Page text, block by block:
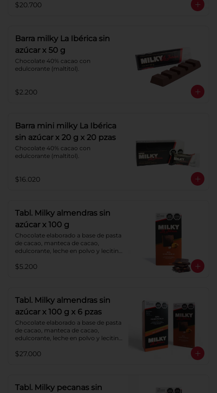
$20.700
Barra milky La Ibérica sin
azúcar x 50 g
Chocolate 40% cacao con
edulcorante (maltitol).
$2.200
Barra mini milky La Ibérica
sin azúcar x 20 g x 20 pzas
Chocolate 40% cacao con
edulcorante (maltitol).
$16.020
Tabl. Milky almendras sin
azúcar x 100 g
Chocolate elaborado a base de pasta
de cacao, manteca de cacao,
edulcorante, leche en polvo y lecitina
Porcentaje de cacao: 40%.
$5.200
Tabl. Milky almendras sin
azúcar x 100 g x 6 pzas
Chocolate elaborado a base de pasta
de cacao, manteca de cacao,
edulcorante, leche en polvo y lecitina
Porcentaje de cacao: 40%.
$27.000
Tabl. Milky pecanas sin